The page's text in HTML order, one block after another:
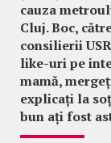
cauza
Cluj. Boc,
consilierii
like-uri pe
mamă,
explicați la
bun ați fost